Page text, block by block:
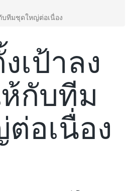
บทีมชุดใหญ่ต่อเนื่อง
เป้าลง
กับทีม
อเนื่อง